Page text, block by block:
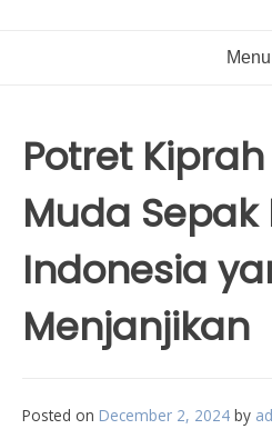
Menu
Potret
Muda Sepak
Indonesia
Menjanjikan
Posted on December 2, 2024 by